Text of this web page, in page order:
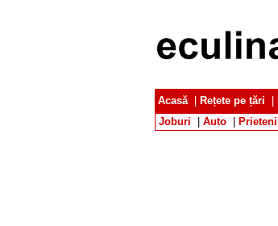
Acasă| Rețete pe țări
Joburi
Auto Prieteni